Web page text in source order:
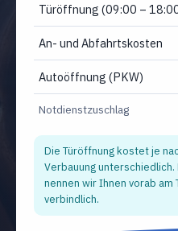
Türöffnung (09:00 –
An- und Abfahrtskosten
Autoöffnung (PKW)
Notdienstzuschlag
Die Türöffnung kostet je
Verbauung
nennen wir Ihnen vorab
verbindlich.